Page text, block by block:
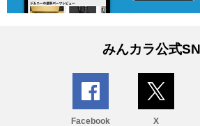
みんカラ公式
Facebook X